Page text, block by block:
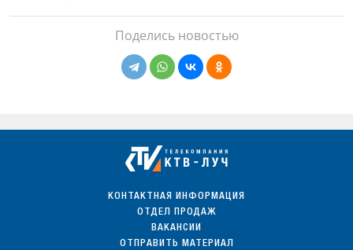
Поделись новостью
КОНТАКТНАЯ ИНФОРМАЦИЯ
ОТДЕЛ ПРОДАЖ
ВАКАНСИИ
ОТПРАВИТЬ МАТЕРИАЛ